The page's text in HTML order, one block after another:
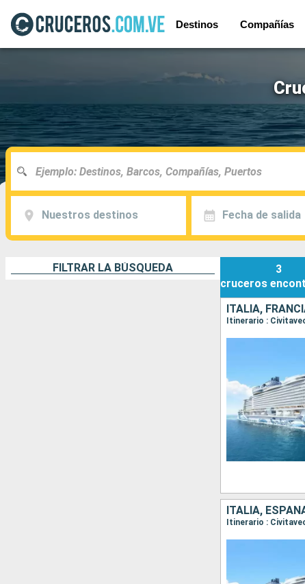
Destinos Compañías
Nuestros destinos Fecha de salida
FILTRAR LA BÚSQUEDA
3
cruceros
ITALIA,
Itinerario :
ITALIA,